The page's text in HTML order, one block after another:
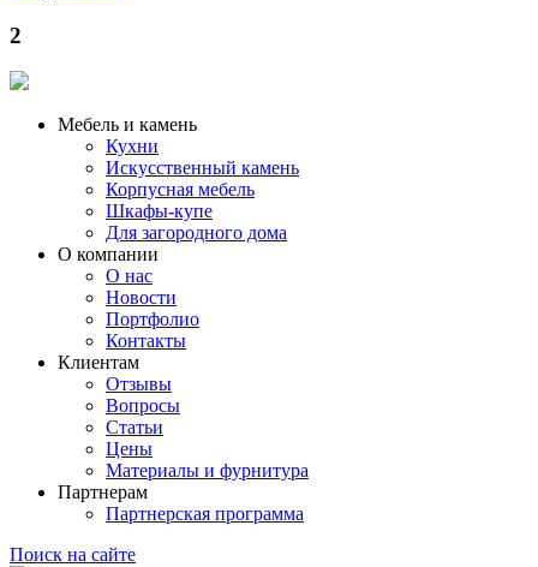
2
Мебель и камень
Кухни
Искусственный камень
Корпусная мебель
Шкафы-купе
Для загородного дома
О компании
О нас
Новости
Портфолио
Контакты
Клиентам
Отзывы
Вопросы
Статьи
Цены
Материалы и фурнитура
Партнерам
Партнерская программа
Поиск на сайте